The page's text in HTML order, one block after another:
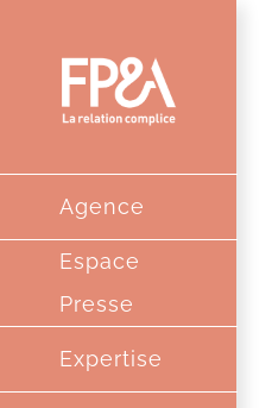
contenu
Agence
Espace
Presse
Expertise